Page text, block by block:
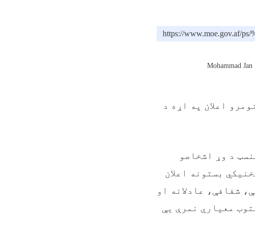
https://www.moe.gov.af/
Mohammad
تخنیکي بستونو د نومرو اعلان په اړه د
د وړ اشخاصو
په موخه، د پوهنې وزارت د ښوونیز نصاب ریاست ۲۲ تخنیکي بستونه اعلان
شفافې، عادلانه او
معیاري نمرې یې